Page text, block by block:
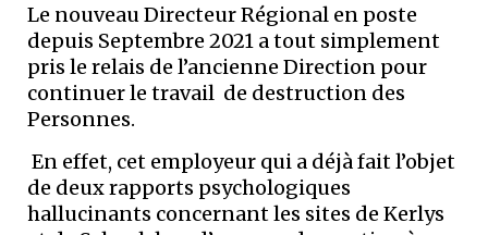
Le nouveau Directeur Régional en poste
depuis Septembre 2021 a tout simplement
pris le relais de l’ancienne Direction pour
continuer le travail de destruction des
Personnes.
En effet, cet employeur qui a déjà fait l’objet
de deux rapports psychologiques
hallucinants concernant les sites de Kerlys